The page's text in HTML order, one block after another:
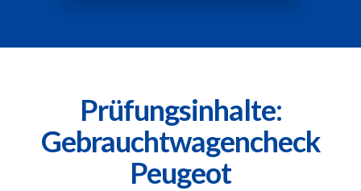
Prüfungsinhalte:
Gebrauchtwagencheck
Peugeot